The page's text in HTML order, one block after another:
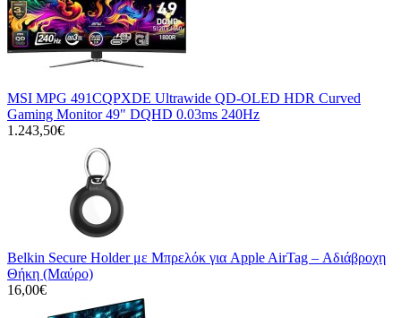
MSI MPG 491CQPXDE Ultrawide QD-OLED HDR Curved
Gaming Monitor 49" DQHD 0.03ms 240Hz
1.243,50€
Belkin Secure Holder με Μπρελόκ για Apple AirTag – Αδιάβροχη
Θήκη (Μαύρο)
16,00€